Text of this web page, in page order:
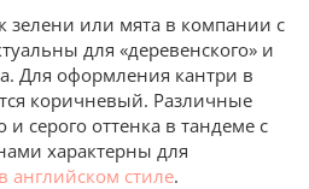
зелени или мята в компании с
для «деревенского» и
Для оформления кантри в
коричневый. Различные
серого оттенка в тандеме с
характерны для
английском стиле.